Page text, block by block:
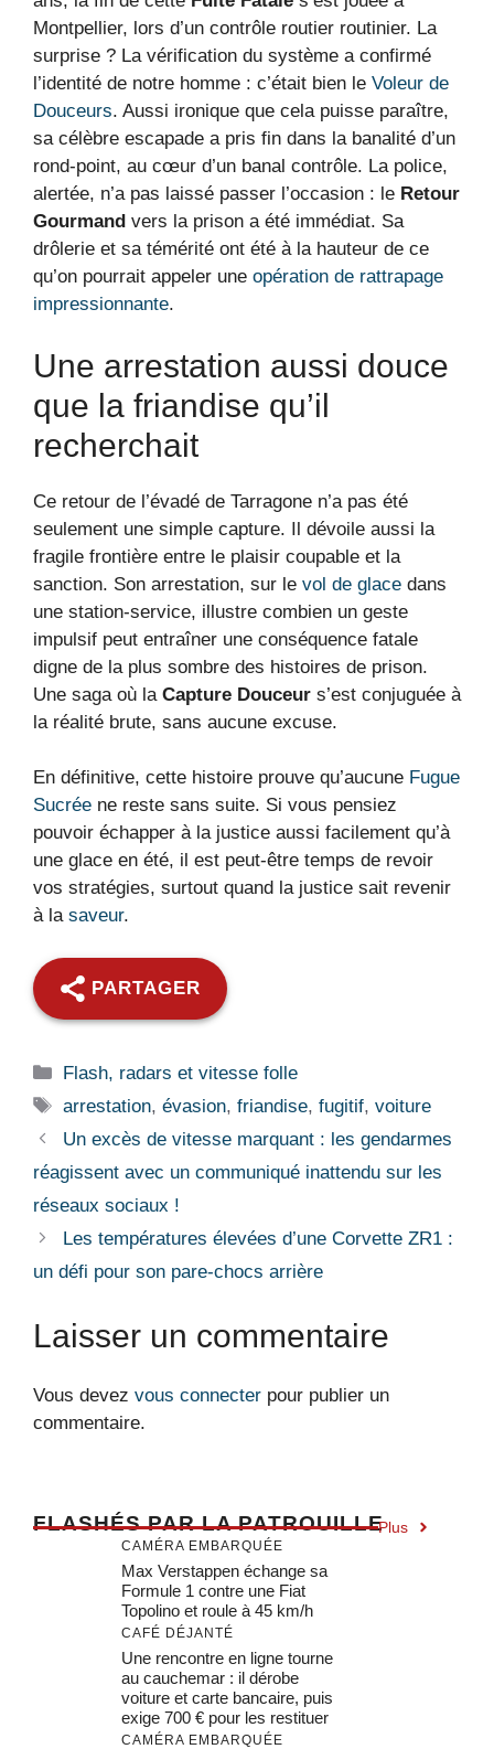
Montpellier, lors d’un contrôle routier routinier. La
surprise ? La vérification du système a confirmé
l’identité de notre homme : c’était bien le Voleur de
Douceurs. Aussi ironique que cela puisse paraître,
sa célèbre escapade a pris fin dans la banalité d’un
rond-point, au cœur d’un banal contrôle. La police,
alertée, n’a pas laissé passer l’occasion : le Retour
Gourmand vers la prison a été immédiat. Sa
drôlerie et sa témérité ont été à la hauteur de ce
qu’on pourrait appeler une opération de rattrapage
impressionnante.
Une arrestation aussi douce
que la friandise qu’il
recherchait
Ce retour de l’évadé de Tarragone n’a pas été
seulement une simple capture. Il dévoile aussi la
fragile frontière entre le plaisir coupable et la
sanction. Son arrestation, sur le vol de glace dans
une station-service, illustre combien un geste
impulsif peut entraîner une conséquence fatale
digne de la plus sombre des histoires de prison.
Une saga où la Capture Douceur s’est conjuguée à
la réalité brute, sans aucune excuse.
En définitive, cette histoire prouve qu’aucune Fugue
Sucrée ne reste sans suite. Si vous pensiez
pouvoir échapper à la justice aussi facilement qu’à
une glace en été, il est peut-être temps de revoir
vos stratégies, surtout quand la justice sait revenir
à la saveur.
PARTAGER
Catégories
Flash, radars et vitesse folle
Étiquettes
arrestation,évasion,friandise,fugitif,voiture
Un excès de vitesse marquant : les gendarmes
réagissent avec un communiqué inattendu sur les
réseaux sociaux !
Les températures élevées d’une Corvette ZR1 :
un défi pour son pare-chocs arrière
Laisser un commentaire
Vous devez vous connecter pour publier un
commentaire.
FLASHÉS PAR LA PATROUILLEPlus
CAMÉRA EMBARQUÉE
Max Verstappen échange sa
Formule 1 contre une Fiat
Topolino et roule à 45 km/h
CAFÉ DÉJANTÉ
Une rencontre en ligne tourne
au cauchemar : il dérobe
voiture et carte bancaire, puis
exige 700 € pour les restituer
CAMÉRA EMBARQUÉE